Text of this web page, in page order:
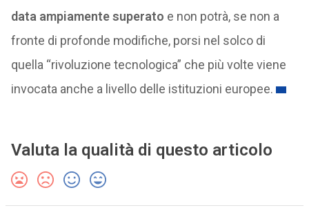
data ampiamente superato e non potrà, se non a
fronte di profonde modifiche, porsi nel solco di
quella “rivoluzione tecnologica” che più volte viene
invocata anche a livello delle istituzioni europee.
Valuta la qualità di questo articolo